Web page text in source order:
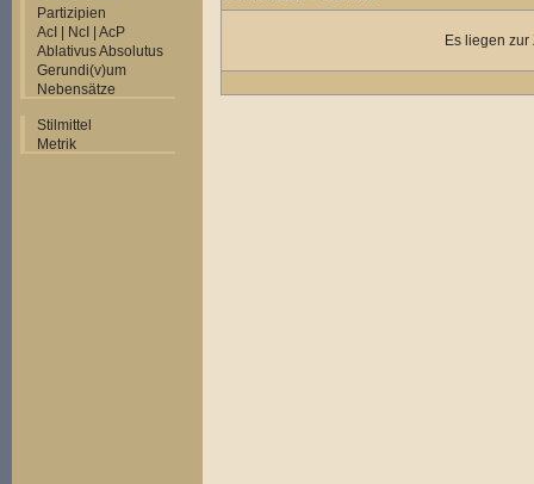
Partizipien
AcI | NcI | AcP
Ablativus Absolutus
Gerundi(v)um
Nebensätze
Stilmittel
Metrik
Es liegen